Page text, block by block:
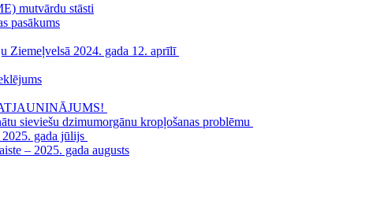
mutvārdu stāsti
pasākums
Ziemeļvelsā 2024. gada 12. aprīlī
sieviešu dzimumorgānu kropļošanas problēmu
gada jūlijs
– 2025. gada augusts